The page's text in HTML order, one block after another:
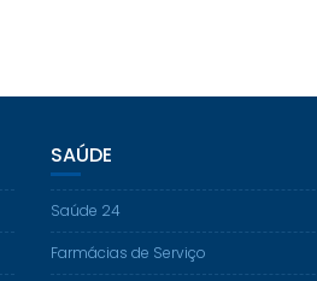
SAÚDE
Saúde 24
Farmácias de Serviço